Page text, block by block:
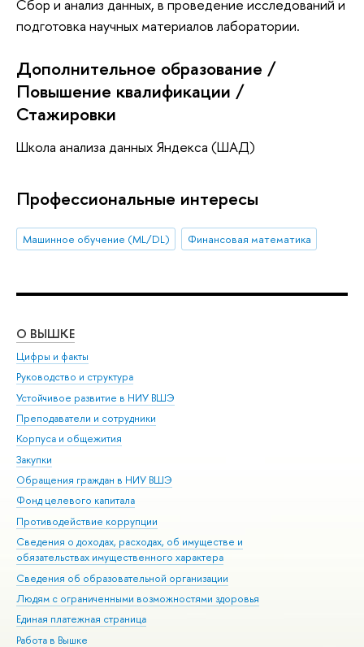
Сбор и анализ данных, в проведение исследований и
подготовка научных материалов лаборатории.
Дополнительное образование /
Повышение квалификации /
Стажировки
Школа анализа данных Яндекса (ШАД)
Профессиональные интересы
Машинное обучение (ML/DL) Финансовая математика
О ВЫШКЕ
Цифры и факты
Руководство и структура
Устойчивое развитие в НИУ ВШЭ
Преподаватели и сотрудники
Корпуса и общежития
Закупки
Обращения граждан в НИУ ВШЭ
Фонд целевого капитала
Противодействие коррупции
Сведения о доходах, расходах, об имуществе и
обязательствах имущественного характера
Сведения об образовательной организации
Людям с ограниченными возможностями здоровья
Единая платежная страница
Работа в Вышке